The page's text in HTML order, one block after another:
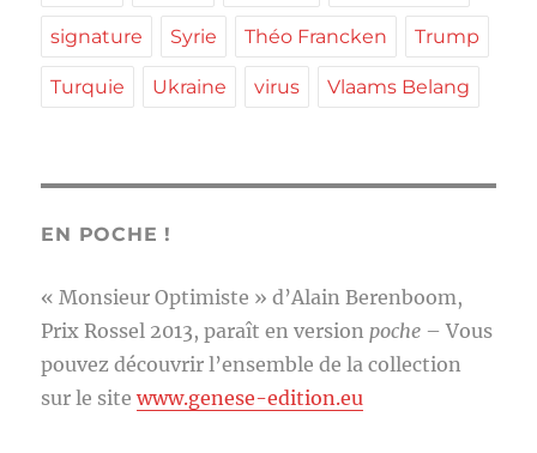
signature Syrie Théo Francken Trump
Turquie Ukraine virus Vlaams Belang
EN POCHE !
« Monsieur Optimiste » d’Alain Berenboom,
Prix Rossel 2013, paraît en version poche – Vous
pouvez découvrir l’ensemble de la collection
sur le sitewww.genese-edition.eu